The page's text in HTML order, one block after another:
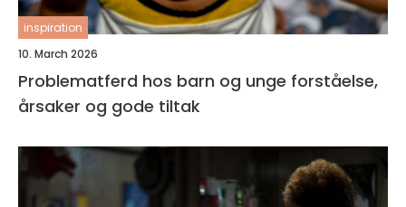
inspiration
10. March 2026
Problematferd hos barn og unge forståelse,
årsaker og gode tiltak